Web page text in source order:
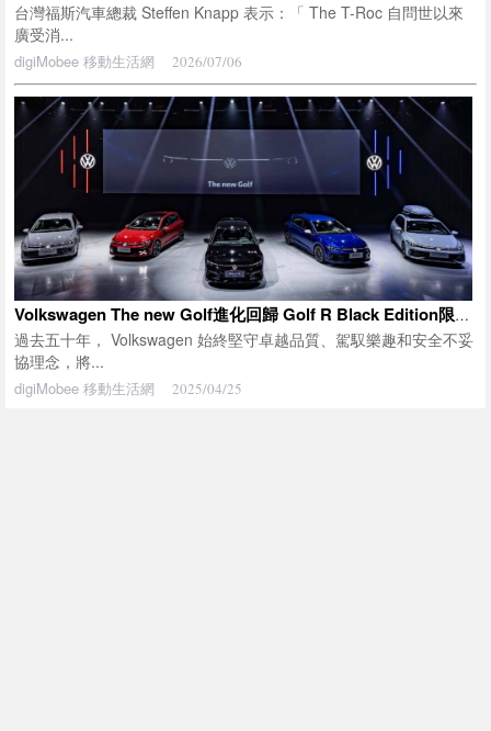
台灣福斯汽車總裁 Steffen Knapp 表示：「 The T-Roc 自問世以來
廣受消...
digiMobee 移動生活網 2026/07/06
Volkswagen The new Golf進化回歸 Golf R Black Edition限量推出
過去五十年， Volkswagen 始終堅守卓越品質、駕馭樂趣和安全不妥
協理念，將...
digiMobee 移動生活網 2025/04/25